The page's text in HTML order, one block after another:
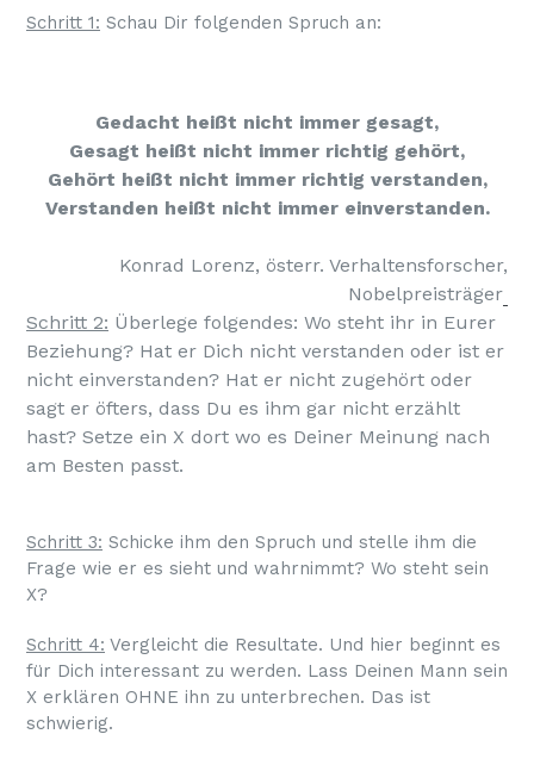
Schritt 1: Schau Dir folgenden Spruch an:
Gedacht heißt nicht immer gesagt,
Gesagt heißt nicht immer richtig gehört,
Gehört heißt nicht immer richtig verstanden,
Verstanden heißt nicht immer einverstanden.
Konrad Lorenz, österr. Verhaltensforscher,
Nobelpreisträger
Schritt 2: Überlege folgendes: Wo steht ihr in Eurer
Beziehung? Hat er Dich nicht verstanden oder ist er
nicht einverstanden? Hat er nicht zugehört oder
sagt er öfters, dass Du es ihm gar nicht erzählt
hast? Setze ein X dort wo es Deiner Meinung nach
am Besten passt.
Schritt 3: Schicke ihm den Spruch und stelle ihm die
Frage wie er es sieht und wahrnimmt? Wo steht sein
X?
Schritt 4: Vergleicht die Resultate. Und hier beginnt es
für Dich interessant zu werden. Lass Deinen Mann sein
X erklären OHNE ihn zu unterbrechen. Das ist
schwierig.